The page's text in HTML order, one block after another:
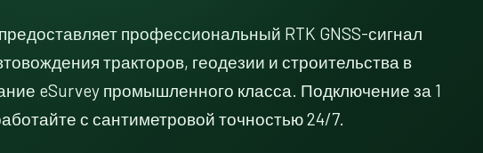
профессиональный RTK GNSS-сигнал
тракторов, геодезии и строительства в
eSurvey промышленного класса. Подключение за 1
с сантиметровой точностью 24/7.